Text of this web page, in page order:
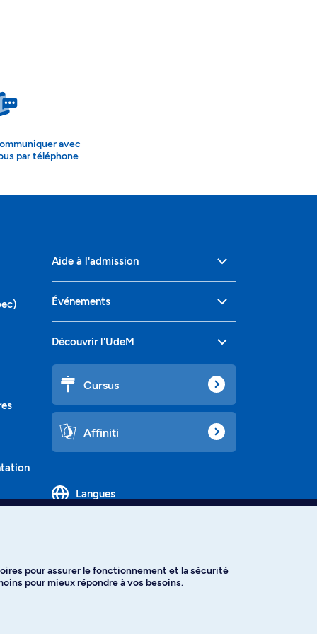
avec
par téléphone
Aide à l'admission
Événements
Découvrir l'UdeM
Cursus
Affiniti
Langues
pour assurer le fonctionnement et la sécurité
pour mieux répondre à vos besoins.